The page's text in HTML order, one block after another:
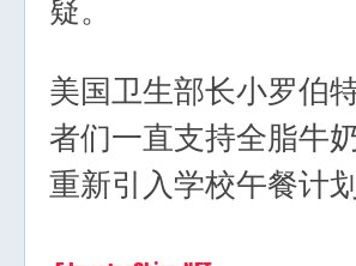
疑。
美国卫生部长小罗伯
者们一直支持全脂牛
重新引入学校午餐计